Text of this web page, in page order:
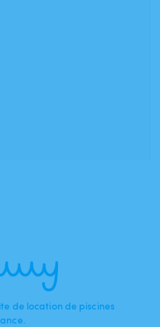
de location de piscines